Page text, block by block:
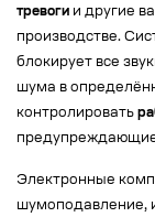
тревоги и другие
производстве.
блокирует все
шума в
контролировать
Электронные
шумоподавление,